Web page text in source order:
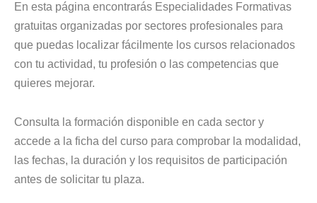
En esta página encontrarás Especialidades Formativas
gratuitas organizadas por sectores profesionales para
que puedas localizar fácilmente los cursos relacionados
con tu actividad, tu profesión o las competencias que
quieres mejorar.
Consulta la formación disponible en cada sector y
accede a la ficha del curso para comprobar la modalidad,
las fechas, la duración y los requisitos de participación
antes de solicitar tu plaza.